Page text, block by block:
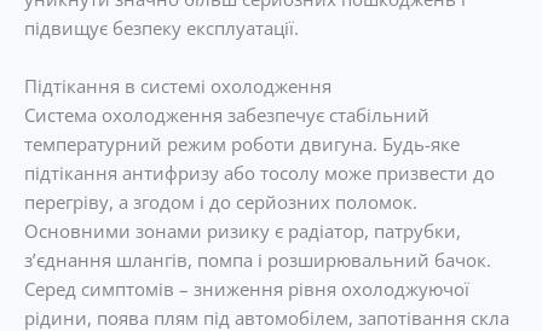
підвищує безпеку експлуатації.
Підтікання в системі охолодження
Система охолодження забезпечує стабільний
температурний режим роботи двигуна. Будь-яке
підтікання антифризу або тосолу може призвести до
перегріву, а згодом і до серйозних поломок.
Основними зонами ризику є радіатор, патрубки,
з’єднання шлангів, помпа і розширювальний бачок.
Серед симптомів – зниження рівня охолоджуючої
рідини, поява плям під автомобілем, запотівання скла